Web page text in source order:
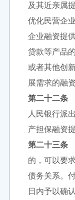
及其近亲属
优化民营企
企业融资提
贷款等产品
或者其他创
展需求的融
第二十二条
人民银行派
产担保融资
第二十三条
的，可以要
债务关系。
日内予以确认